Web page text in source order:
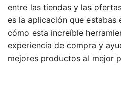
entre las tiendas y las
es la aplicación que estabas
cómo esta increíble
experiencia de compra y
mejores productos al mejor